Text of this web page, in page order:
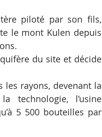
piloté par son fils,
le mont Kulen depuis
du site et décide
les rayons, devenant la
technologie, l’usine
5 500 bouteilles par